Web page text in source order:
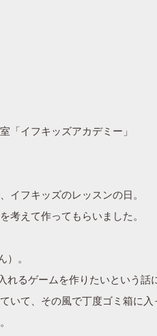
「イフキッズアカデミー」
イフキッズのレッスンの日。
考えて作ってもらいました。
）。
れるゲームを作りたいという話
いて、その風で丁度ゴミ箱に入